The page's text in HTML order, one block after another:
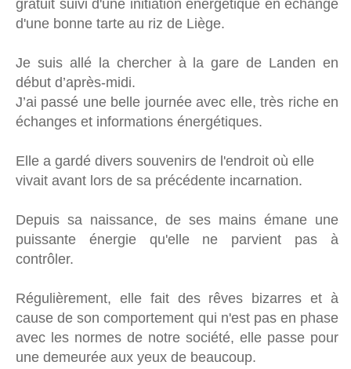
gratuit suivi d'une initiation énergétique en échange
d'une bonne tarte au riz de Liège.
Je suis allé la chercher à la gare de Landen en
début d’après-midi.
J’ai passé une belle journée avec elle, très riche en
échanges et informations énergétiques.
Elle a gardé divers souvenirs de l'endroit où elle
vivait avant lors de sa précédente incarnation.
Depuis sa naissance, de ses mains émane une
puissante énergie qu'elle ne parvient pas à
contrôler.
Régulièrement, elle fait des rêves bizarres et à
cause de son comportement qui n'est pas en phase
avec les normes de notre société, elle passe pour
une demeurée aux yeux de beaucoup.